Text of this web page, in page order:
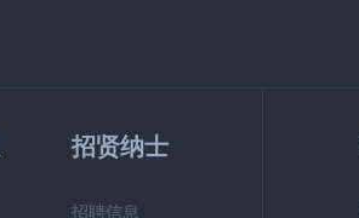
招贤纳士
招聘信息